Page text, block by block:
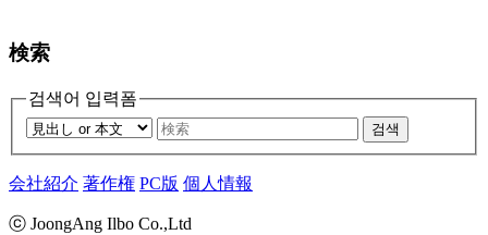
検索
검색어 입력폼
검색
会社紹介 著作権 PC版 個人情報
ⓒ JoongAng Ilbo Co.,Ltd